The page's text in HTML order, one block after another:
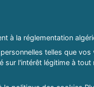
à la réglementation
telles que vos
sur l'intérêt légitime à tout